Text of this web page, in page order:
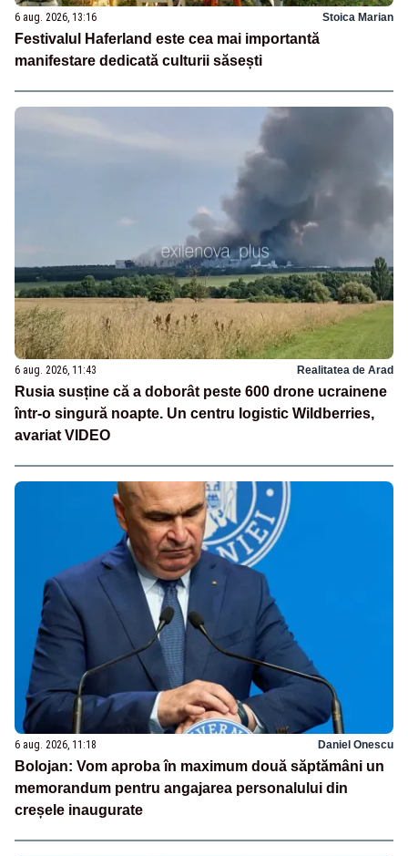
6 aug. 2026, 13:16 Stoica Marian
Festivalul Haferland este cea mai importantă
manifestare dedicată culturii săsești
6 aug. 2026, 11:43 Realitatea de Arad
Rusia susține că a doborât peste 600 drone ucrainene
într-o singură noapte. Un centru logistic Wildberries,
avariat VIDEO
6 aug. 2026, 11:18 Daniel Onescu
Bolojan: Vom aproba în maximum două săptămâni un
memorandum pentru angajarea personalului din
creșele inaugurate